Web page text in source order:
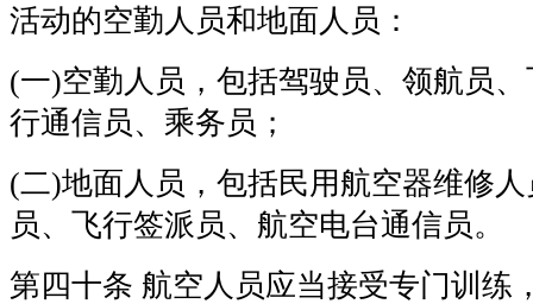
活动的空勤人员和地面人员：
(一)空勤人员，包括驾驶员、领航员
行通信员、乘务员；
(二)地面人员，包括民用航空器维修
员、飞行签派员、航空电台通信员。
第四十条 航空人员应当接受专门训练